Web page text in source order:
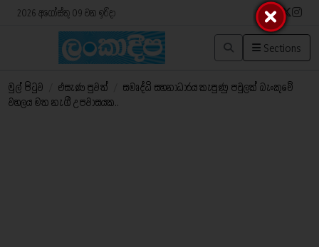
2026 අගෝස්තු 09 වන ඉරිදා
Sections
මුල් පිටුව එසැණ පුවත්
සමෘද්ධි සහනාධාරය කැපුණු පවුලක් බැංකුවේ
වහලය මත නැගී උපවාසයක..